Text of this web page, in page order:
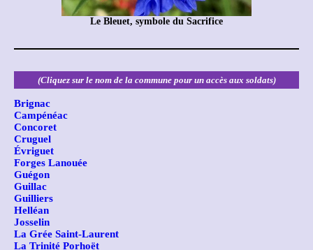
Le Bleuet, symbole du Sacrifice
(Cliquez sur le nom de la commune pour un accès aux soldats)
Brignac
Campénéac
Concoret
Cruguel
Évriguet
Forges Lanouée
Guégon
Guillac
Guilliers
Helléan
Josselin
La Grée Saint-Laurent
La Trinité Porhoët